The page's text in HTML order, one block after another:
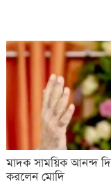
মাদক সাময়িক আনন্দ
করলেন মোদি